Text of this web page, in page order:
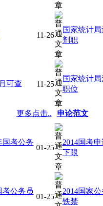
11-26
可查 11-25
国家统计
剂职
国家统计
职位
更多点击..
国考公务
01-25
考公务员
01-25
申论范文
2014国考
下限
2014国家
铁禁